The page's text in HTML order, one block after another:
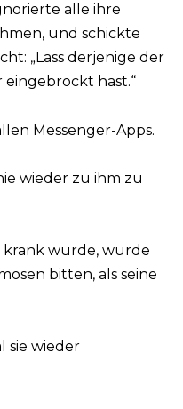
alle ihre
und schickte
„Lass derjenige der
eingebrockt hast.“
Messenger-Apps.
wieder zu ihm zu
krank würde, würde
bitten, als seine
sie wieder